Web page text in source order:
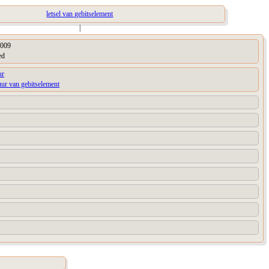
letsel van gebitselement
|
van gebitselement